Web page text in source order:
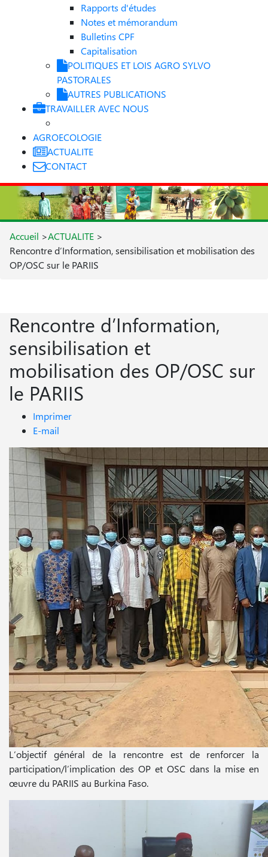
Rapports d'études
Notes et mémorandum
Bulletins CPF
Capitalisation
POLITIQUES ET LOIS AGRO SYLVO
PASTORALES
AUTRES PUBLICATIONS
TRAVAILLER AVEC NOUS
AGROECOLOGIE
ACTUALITE
CONTACT
Accueil >ACTUALITE >
Rencontre d’Information, sensibilisation et mobilisation des
OP/OSC sur le PARIIS
Rencontre d’Information,
sensibilisation et
mobilisation des OP/OSC sur
le PARIIS
Imprimer
E-mail
L’objectif général de la rencontre est de renforcer la
participation/l’implication des OP et OSC dans la mise en
œuvre du PARIIS au Burkina Faso.